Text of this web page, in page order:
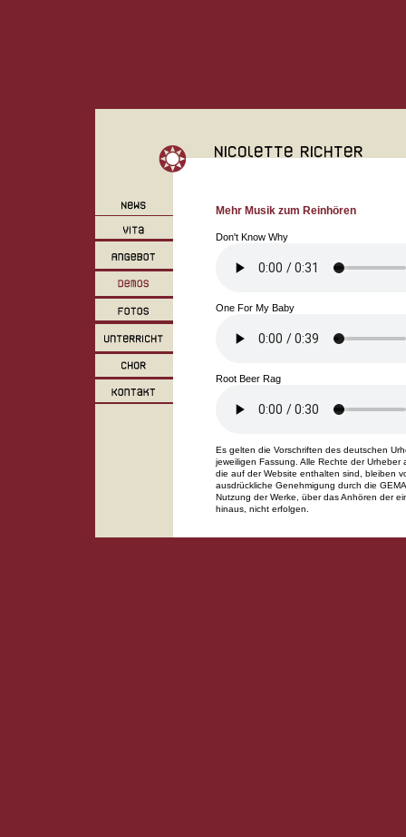
Mehr Musik zum Reinhören
Don't Know Why
One For My Baby
Root Beer Rag
Es gelten die Vorschriften des deutschen
jeweiligen Fassung. Alle Rechte der
die auf der Website enthalten sind, bleiben
ausdrückliche Genehmigung durch die
Nutzung der Werke, über das Anhören der
hinaus, nicht erfolgen.